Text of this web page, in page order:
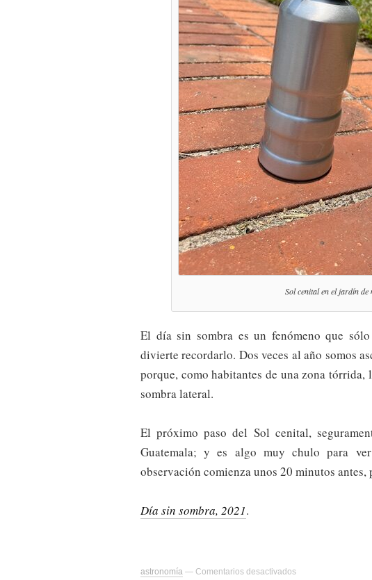
Sol cenital en el jardín de
El día sin sombra es un fenómeno que
divierte recordarlo. Dos veces al año somos
porque, como habitantes de una zona
sombra lateral.
El próximo paso del Sol cenital,
Guatemala; y es algo muy chulo para
observación comienza unos 20 minutos antes,
Día sin sombra, 2021.
astronomía — Comentarios desactivados